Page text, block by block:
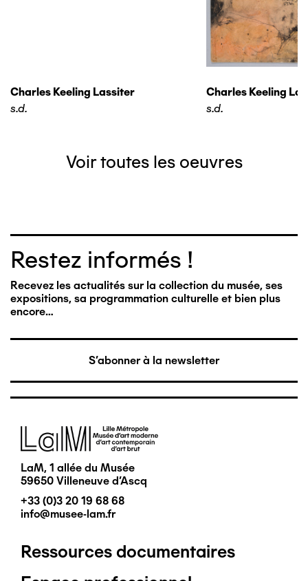
Charles Keeling Lassiter
s.d.
Charles Keeling
s.d.
Voir toutes les oeuvres
Restez informés !
Recevez les actualités sur la collection du musée, ses
expositions, sa programmation culturelle et bien plus
encore…
S'abonner à la newsletter
Image
LaM, 1 allée du Musée
59650 Villeneuve d'Ascq
+33 (0)3 20 19 68 68
info@musee-lam.fr
Pied
Ressources documentaires